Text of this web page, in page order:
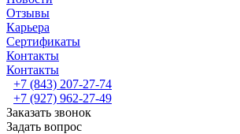
Отзывы
Карьера
Сертификаты
Контакты
Контакты
+7 (843) 207-27-74
+7 (927) 962-27-49
Заказать звонок
Задать вопрос